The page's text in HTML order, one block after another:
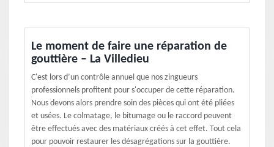
Le moment de faire une réparation de
gouttière – La Villedieu
C'est lors d’un contrôle annuel que nos zingueurs
professionnels profitent pour s'occuper de cette réparation.
Nous devons alors prendre soin des pièces qui ont été pliées
et usées. Le colmatage, le bitumage ou le raccord peuvent
être effectués avec des matériaux créés à cet effet. Tout cela
pour pouvoir restaurer les désagrégations sur la gouttière.